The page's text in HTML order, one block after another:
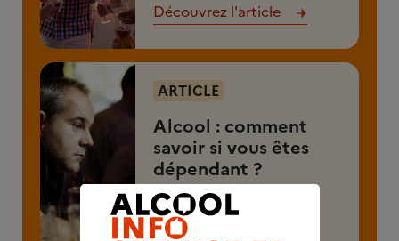
Découvrez l'article
ARTICLE
Alcool : comment
savoir si vous êtes
dépendant ?
3 min
Découvrez l'article